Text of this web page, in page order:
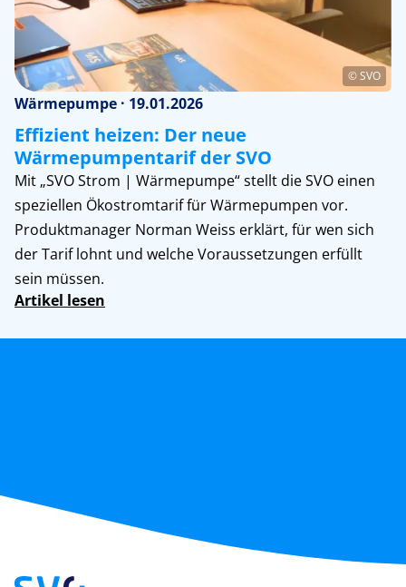
© SVO
Wärmepumpe · 19.01.2026
Effizient heizen: Der neue
Wärmepumpentarif der SVO
Mit „SVO Strom | Wärmepumpe“ stellt die SVO einen
speziellen Ökostromtarif für Wärmepumpen vor.
Produktmanager Norman Weiss erklärt, für wen sich
der Tarif lohnt und welche Voraussetzungen erfüllt
sein müssen.
Artikel lesen